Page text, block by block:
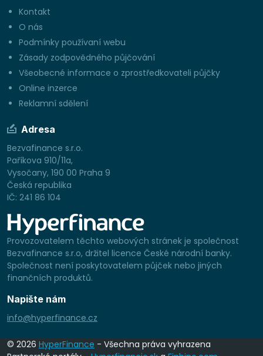
Kontakt
O nás
Podmínky používaní webu
Zásady zodpovědného půjčování
Všeobecné informace o zprostředkovateli půjčky
Online inzerce
Reklamní sdělení
Adresa
Bezvafinance s.r.o.
Paříkova 910/11a,
Vysočany, 190 00 Praha 9
Česká republika
IČ: 241 86 104
Provozovatelem těchto webových stránek je společnost
Bezvafinance s.r.o, držitel licence České národní banky.
Společnost není poskytovatelem půjček nebo jiných
finančních produktů.
Napište nám
info@hyperfinance.cz
© 2026 HyperFinance - Všechna práva vyhrazena